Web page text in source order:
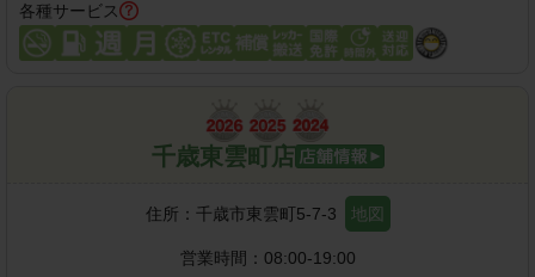
各種サービス
千歳東雲町店
住所： 千歳市東雲町5-7-3 地図
営業時間： 08:00-19:00